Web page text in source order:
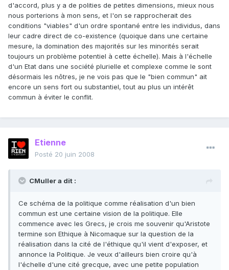
d'accord, plus y a de polities de petites dimensions, mieux nous
nous porterions à mon sens, et l'on se rapprocherait des
conditions "viables" d'un ordre spontané entre les individus, dans
leur cadre direct de co-existence (quoique dans une certaine
mesure, la domination des majorités sur les minorités serait
toujours un problème potentiel à cette échelle). Mais à l'échelle
d'un Etat dans une société plurielle et complexe comme le sont
désormais les nôtres, je ne vois pas que le "bien commun" ait
encore un sens fort ou substantiel, tout au plus un intérêt
commun à éviter le conflit.
Etienne
Posté 20 juin 2008
CMuller a dit :
Ce schéma de la politique comme réalisation d'un bien
commun est une certaine vision de la politique. Elle
commence avec les Grecs, je crois me souvenir qu'Aristote
termine son Ethique à Nicomaque sur la question de la
réalisation dans la cité de l'éthique qu'il vient d'exposer, et
annonce la Politique. Je veux d'ailleurs bien croire qu'à
l'échelle d'une cité grecque, avec une petite population